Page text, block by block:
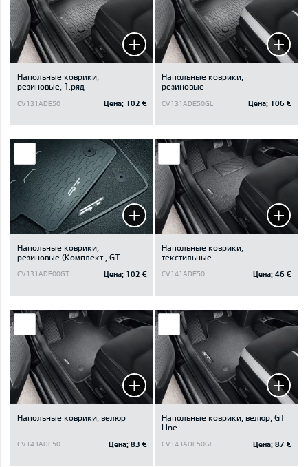
Напольные коврики,
резиновые, 1.ряд
CV131ADE50 Цена: 102 €
Напольные коврики,
резиновые
CV131ADE50GL Цена: 106 €
Напольные коврики,
резиновые (Kомплект., GT
CV131ADE00GT Цена: 102 €
Напольные коврики,
текстильные
CV141ADE50 Цена: 46 €
Напольные коврики, велюр
CV143ADE50 Цена: 83 €
Напольные коврики, велюр, GT
Line
CV143ADE50GL Цена: 87 €